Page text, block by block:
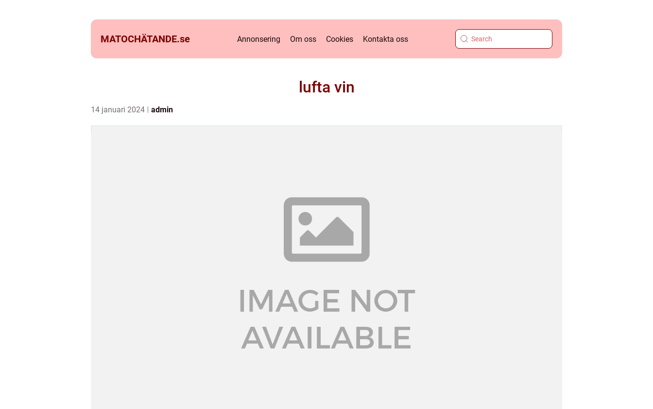
MATOCHÄTANDE.se Annonsering Om oss Cookies Kontakta oss
lufta vin
14 januari 2024 admin